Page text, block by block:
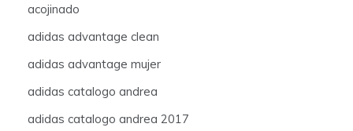
acojinado
adidas advantage clean
adidas advantage mujer
adidas catalogo andrea
adidas catalogo andrea 2017